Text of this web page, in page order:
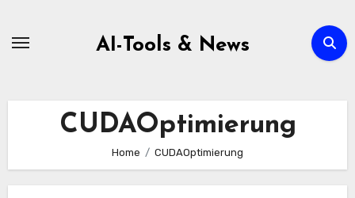
AI-Tools & News
CUDAOptimierung
Home CUDAOptimierung